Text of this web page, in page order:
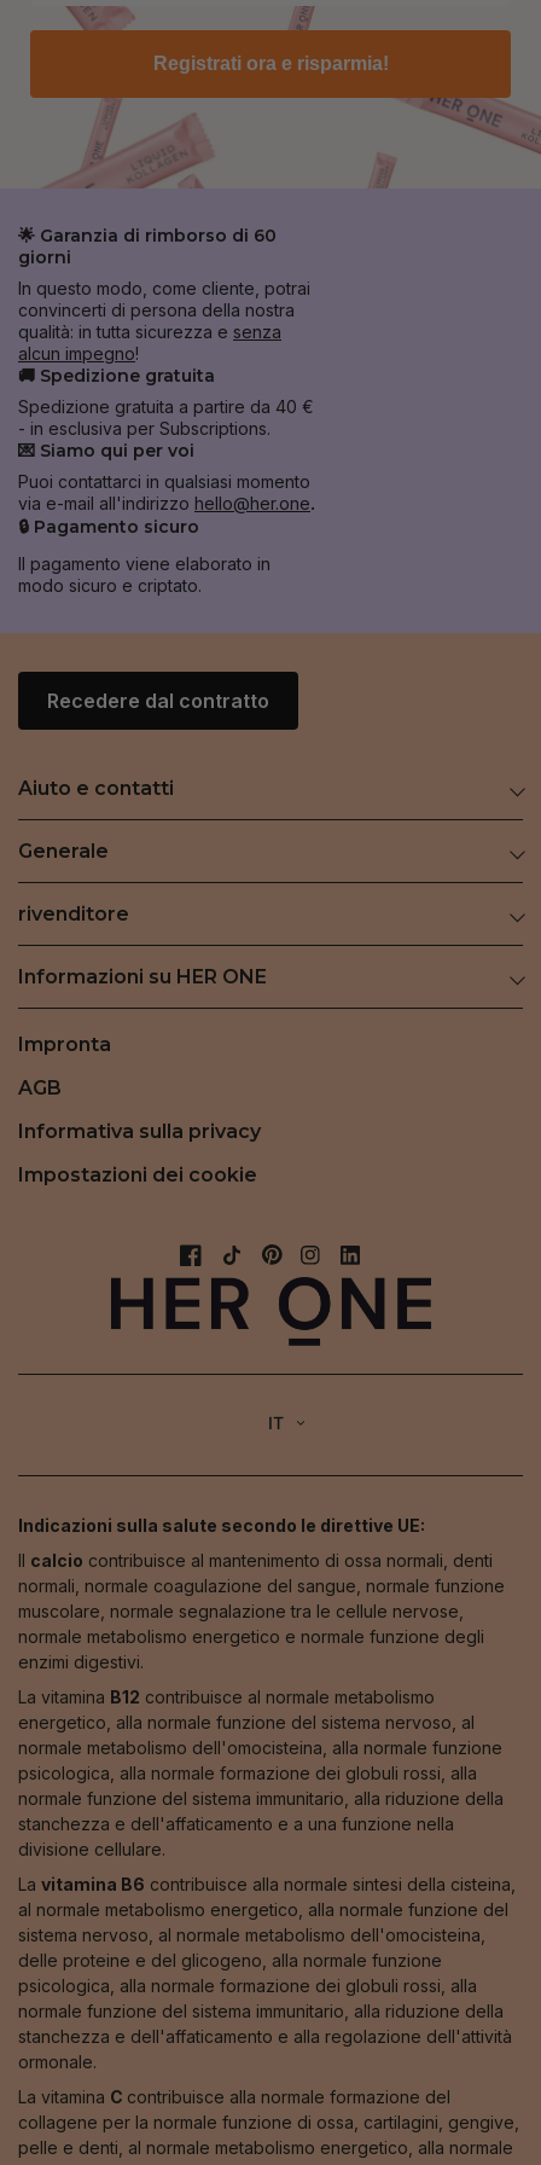
Registrati ora e risparmia!
🌟 Garanzia di rimborso di 60
giorni
In questo modo, come cliente, potrai
convincerti di persona della nostra
qualità: in tutta sicurezza e senza
alcun impegno!
🚚 Spedizione gratuita
Spedizione gratuita a partire da 40 €
- in esclusiva per Subscriptions.
💌 Siamo qui per voi
Puoi contattarci in qualsiasi momento
via e-mail all'indirizzo hello@her.one.
🔒 Pagamento sicuro
Il pagamento viene elaborato in
modo sicuro e criptato.
Recedere dal contratto
Aiuto e contatti
Generale
rivenditore
Informazioni su HER ONE
Impronta
AGB
Informativa sulla privacy
Impostazioni dei cookie
IT
Indicazioni sulla salute secondo le direttive UE:
Il calcio contribuisce al mantenimento di ossa normali, denti
normali, normale coagulazione del sangue, normale funzione
muscolare, normale segnalazione tra le cellule nervose,
normale metabolismo energetico e normale funzione degli
enzimi digestivi.
La vitamina B12 contribuisce al normale metabolismo
energetico, alla normale funzione del sistema nervoso, al
normale metabolismo dell'omocisteina, alla normale funzione
psicologica, alla normale formazione dei globuli rossi, alla
normale funzione del sistema immunitario, alla riduzione della
stanchezza e dell'affaticamento e a una funzione nella
divisione cellulare.
La vitamina B6 contribuisce alla normale sintesi della cisteina,
al normale metabolismo energetico, alla normale funzione del
sistema nervoso, al normale metabolismo dell'omocisteina,
delle proteine e del glicogeno, alla normale funzione
psicologica, alla normale formazione dei globuli rossi, alla
normale funzione del sistema immunitario, alla riduzione della
stanchezza e dell'affaticamento e alla regolazione dell'attività
ormonale.
La vitamina C contribuisce alla normale formazione del
collagene per la normale funzione di ossa, cartilagini, gengive,
pelle e denti, al normale metabolismo energetico, alla normale